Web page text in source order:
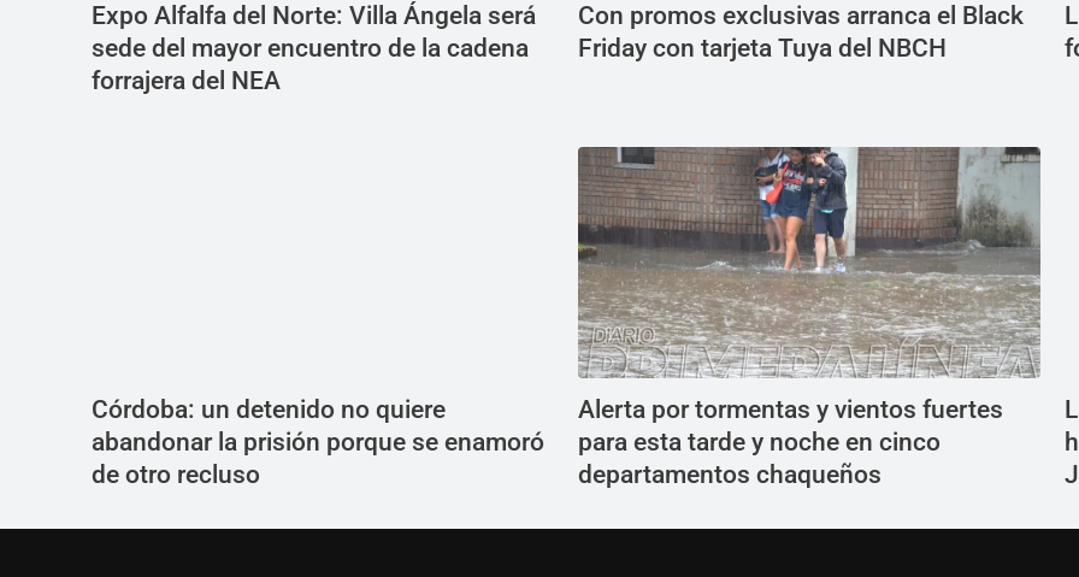
Expo Alfalfa del Norte: Villa Ángela será
sede del mayor encuentro de la cadena
forrajera del NEA
Con promos exclusivas arranca el Black
Friday con tarjeta Tuya del NBCH
Córdoba: un detenido no quiere
abandonar la prisión porque se enamoró
de otro recluso
Alerta por tormentas y vientos fuertes
para esta tarde y noche en cinco
departamentos chaqueños